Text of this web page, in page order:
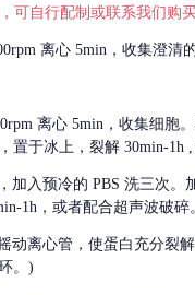
可自行配制或联系我们购买
离心 5min，收集澄清
离心 5min，收集细胞
置于冰上，裂解 30min-1h ,
加入预冷的 PBS 洗三次。
1h，或者配合超声波破碎
动离心管，使蛋白充分裂解
。)